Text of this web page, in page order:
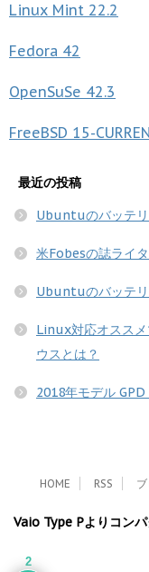
Linux Mint 22.2
Fedora 42
OpenSuSe 42.3
FreeBSD 15-
最近の投稿
Ubuntuのバッテリ
米Fobesの誌ライ
Ubuntuのバッテリ
Linux対応オスス
ウスとは？
2018年モデル
HOME RSS
Vaio Type Pよりコン
2